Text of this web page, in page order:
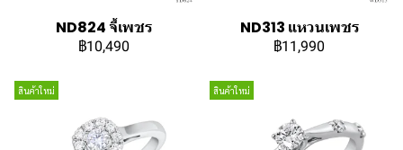
ND824 จี้เพชร
฿10,490
ND313 แหวนเพชร
฿11,990
สินค้าใหม่ สินค้าใหม่